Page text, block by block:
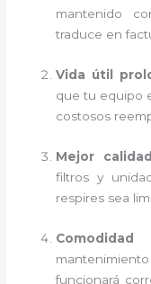
mantenido
traduce en
Vida útil
que tu equipo
costosos
Mejor
filtros y
respires sea
funcionará